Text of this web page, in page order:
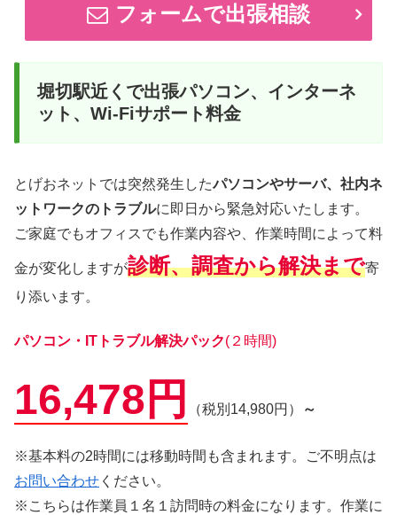
フォームで出張相談
堀切駅近くで出張パソコン、インターネ
ット、Wi-Fiサポート料金
とげおネットでは突然発生したパソコンやサーバ、社内ネ
ットワークのトラブルに即日から緊急対応いたします。
ご家庭でもオフィスでも作業内容や、作業時間によって料
金が変化しますが診断、調査から解決まで寄
り添います。
パソコン・ITトラブル解決パック(２時間)
16,478円 （税別14,980円） ～
※基本料の2時間には移動時間も含まれます。ご不明点は
お問い合わせ ください。
※こちらは作業員１名１訪問時の料金になります。作業に